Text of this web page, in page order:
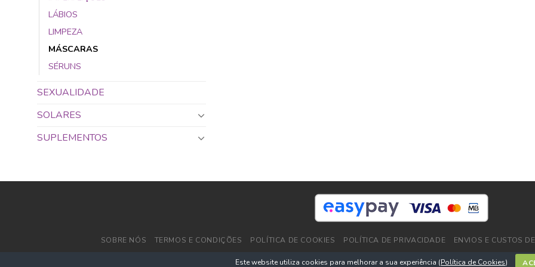
LÁBIOS
LIMPEZA
MÁSCARAS
SÉRUNS
SEXUALIDADE
SOLARES
SUPLEMENTOS
SOBRE NÓS TERMOS E CONDIÇÕES POLÍTICA DE COOKIES POLÍTICA DE PRIVACIDADE ENVIOS E CUSTOS
Copyright 2026 © DPlushop.pt
Este website utiliza cookies para melhorar a sua experiência (Política de Cookies)